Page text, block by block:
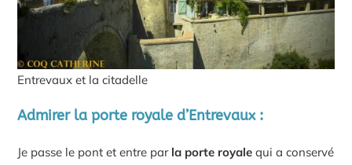
Entrevaux et la citadelle
Admirer la porte royale d’Entrevaux :
Je passe le pont et entre par la porte royalequi a conservé